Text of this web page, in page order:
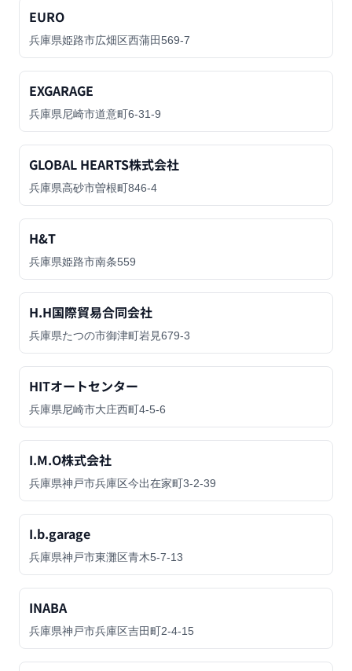
EURO
兵庫県姫路市広畑区西蒲田569-7
EXGARAGE
兵庫県尼崎市道意町6-31-9
GLOBAL HEARTS株式会社
兵庫県高砂市曽根町846-4
H&T
兵庫県姫路市南条559
H.H国際貿易合同会社
兵庫県たつの市御津町岩見679-3
HITオートセンター
兵庫県尼崎市大庄西町4-5-6
I.M.O株式会社
兵庫県神戸市兵庫区今出在家町3-2-39
I.b.garage
兵庫県神戸市東灘区青木5-7-13
INABA
兵庫県神戸市兵庫区吉田町2-4-15